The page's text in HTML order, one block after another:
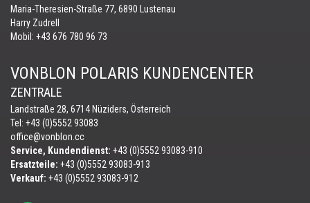
Maria-Theresien-Straße 77, 6890 Lustenau
Harry Zudrell
Mobil: +43 676 780 96 73
VONBLON POLARIS KUNDENCENTER
ZENTRALE
Landstraße 28, 6714 Nüziders, Österreich
Tel: +43 (0)5552 93083
office@vonblon.cc
Service, Kundendienst: +43 (0)5552 93083-910
Ersatzteile: +43 (0)5552 93083-913
Verkauf: +43 (0)5552 93083-912